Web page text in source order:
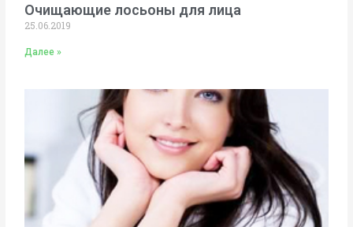
Очищающие лосьоны для лица
25.06.2019
Далее »